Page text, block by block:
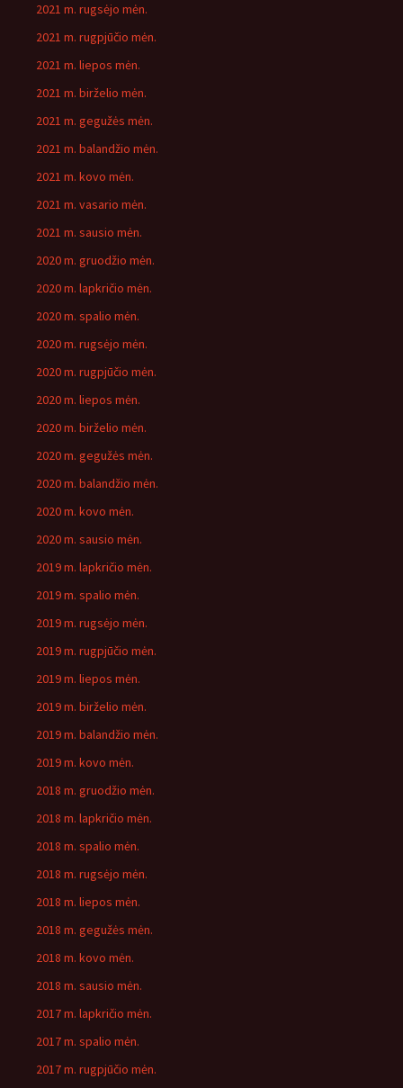
2021 m. rugsėjo mėn.
2021 m. rugpjūčio mėn.
2021 m. liepos mėn.
2021 m. birželio mėn.
2021 m. gegužės mėn.
2021 m. balandžio mėn.
2021 m. kovo mėn.
2021 m. vasario mėn.
2021 m. sausio mėn.
2020 m. gruodžio mėn.
2020 m. lapkričio mėn.
2020 m. spalio mėn.
2020 m. rugsėjo mėn.
2020 m. rugpjūčio mėn.
2020 m. liepos mėn.
2020 m. birželio mėn.
2020 m. gegužės mėn.
2020 m. balandžio mėn.
2020 m. kovo mėn.
2020 m. sausio mėn.
2019 m. lapkričio mėn.
2019 m. spalio mėn.
2019 m. rugsėjo mėn.
2019 m. rugpjūčio mėn.
2019 m. liepos mėn.
2019 m. birželio mėn.
2019 m. balandžio mėn.
2019 m. kovo mėn.
2018 m. gruodžio mėn.
2018 m. lapkričio mėn.
2018 m. spalio mėn.
2018 m. rugsėjo mėn.
2018 m. liepos mėn.
2018 m. gegužės mėn.
2018 m. kovo mėn.
2018 m. sausio mėn.
2017 m. lapkričio mėn.
2017 m. spalio mėn.
2017 m. rugpjūčio mėn.